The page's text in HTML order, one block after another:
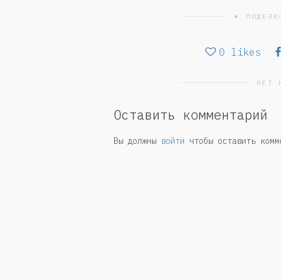
☀
0 likes
НЕТ
Оставить комментарий
Вы должны войти чтобы оставить